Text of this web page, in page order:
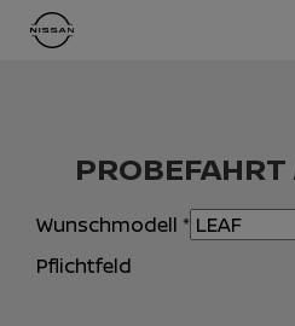
Wunschmodell *
Pflichtfeld